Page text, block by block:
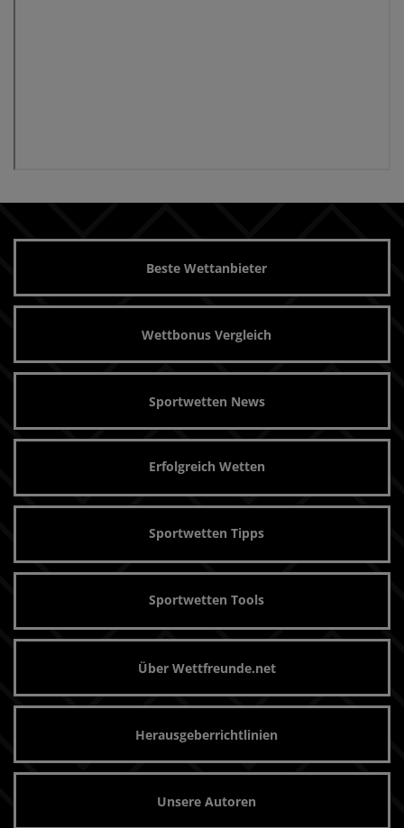
Beste Wettanbieter
Wettbonus Vergleich
Sportwetten News
Erfolgreich Wetten
Sportwetten Tipps
Sportwetten Tools
Über Wettfreunde.net
Herausgeberrichtlinien
Unsere Autoren